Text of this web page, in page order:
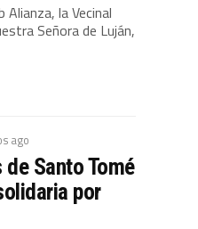
Alianza, la Vecinal
Señora de Luján,
ago
Santo Tomé
por